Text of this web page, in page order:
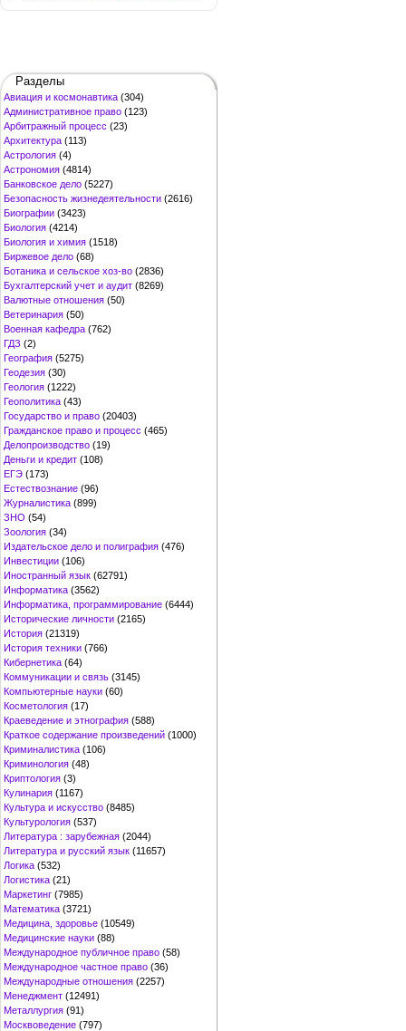
Разделы
Авиация и космонавтика (304)
Административное право (123)
Арбитражный процесс (23)
Архитектура (113)
Астрология (4)
Астрономия (4814)
Банковское дело (5227)
Безопасность жизнедеятельности (2616)
Биографии (3423)
Биология (4214)
Биология и химия (1518)
Биржевое дело (68)
Ботаника и сельское хоз-во (2836)
Бухгалтерский учет и аудит (8269)
Валютные отношения (50)
Ветеринария (50)
Военная кафедра (762)
ГДЗ (2)
География (5275)
Геодезия (30)
Геология (1222)
Геополитика (43)
Государство и право (20403)
Гражданское право и процесс (465)
Делопроизводство (19)
Деньги и кредит (108)
ЕГЭ (173)
Естествознание (96)
Журналистика (899)
ЗНО (54)
Зоология (34)
Издательское дело и полиграфия (476)
Инвестиции (106)
Иностранный язык (62791)
Информатика (3562)
Информатика, программирование (6444)
Исторические личности (2165)
История (21319)
История техники (766)
Кибернетика (64)
Коммуникации и связь (3145)
Компьютерные науки (60)
Косметология (17)
Краеведение и этнография (588)
Краткое содержание произведений (1000)
Криминалистика (106)
Криминология (48)
Криптология (3)
Кулинария (1167)
Культура и искусство (8485)
Культурология (537)
Литература : зарубежная (2044)
Литература и русский язык (11657)
Логика (532)
Логистика (21)
Маркетинг (7985)
Математика (3721)
Медицина, здоровье (10549)
Медицинские науки (88)
Международное публичное право (58)
Международное частное право (36)
Международные отношения (2257)
Менеджмент (12491)
Металлургия (91)
Москвоведение (797)